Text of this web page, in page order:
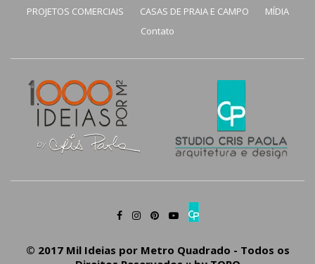
PROJETOS COMERCIAIS
CASAS DE PRAIA E CAMPO
MÍDIA
Contato
© 2017 Mil Ideias por Metro Quadrado - Todos os